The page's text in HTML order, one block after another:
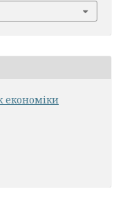
економіки